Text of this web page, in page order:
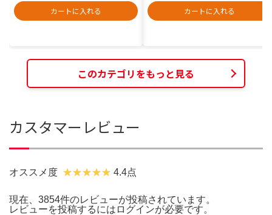
カートに入れる
カートに入れる
このカテゴリをもっと見る
カスタマーレビュー
オススメ度 4.4点
現在、3854件のレビューが投稿されています。
レビューを投稿するには ログインが必要です。